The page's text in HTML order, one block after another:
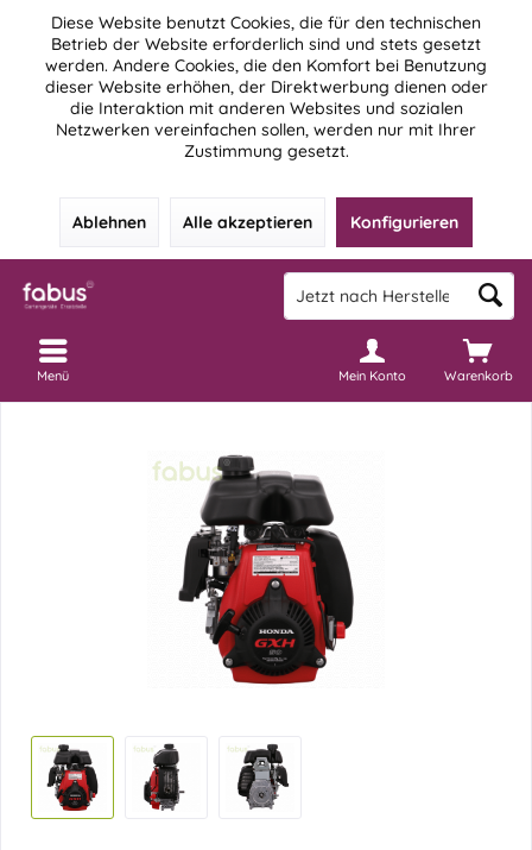
Diese Website benutzt Cookies, die für den technischen
Betrieb der Website erforderlich sind und stets gesetzt
werden. Andere Cookies, die den Komfort bei Benutzung
dieser Website erhöhen, der Direktwerbung dienen oder
die Interaktion mit anderen Websites und sozialen
Netzwerken vereinfachen sollen, werden nur mit Ihrer
Zustimmung gesetzt.
Ablehnen Alle akzeptieren Konfigurieren
Warenkorb
Mein Konto
Menü